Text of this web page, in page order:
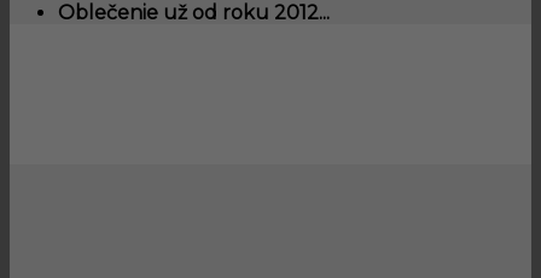
Oblečenie už od roku 2012...